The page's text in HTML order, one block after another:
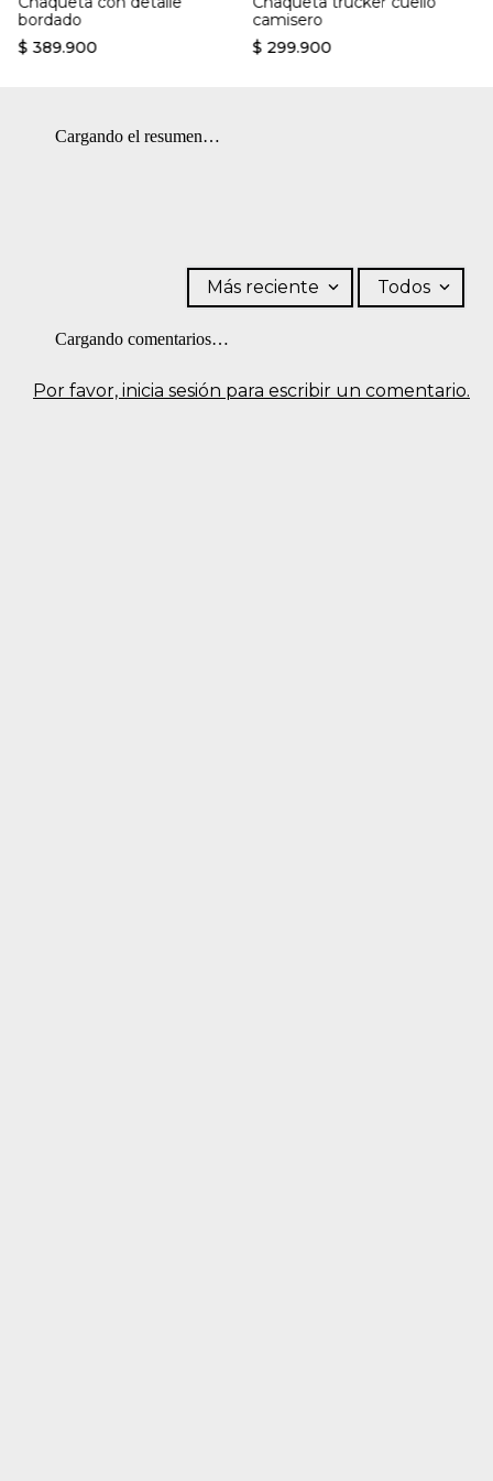
de 200 ºC.
bordado
$ 389.900
camisero
$ 299.900
Cargando el resumen…
Por favor, inicia sesión para escribir un comentario.
Más reciente Todos
Cargando comentarios…